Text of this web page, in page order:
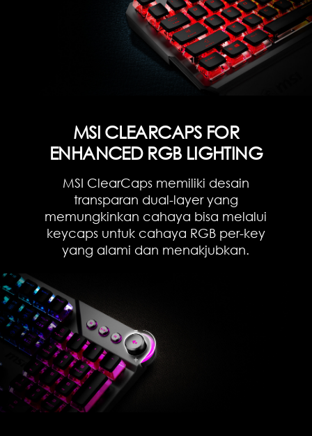
MSI CLEARCAPS FOR
ENHANCED RGB LIGHTING
MSI ClearCaps memiliki desain
transparan dual-layer yang
memungkinkan cahaya bisa melalui
keycaps untuk cahaya RGB per-key
yang alami dan menakjubkan.